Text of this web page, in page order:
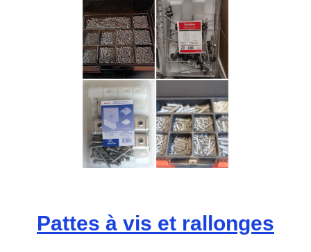
Pattes à vis et rallonges